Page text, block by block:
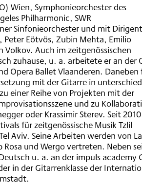
Wien, Symphonieorchester des
Philharmonic, SWR
Sinfonieorchester und mit
Peter Eötvös, Zubin Mehta, Emilio
Volkov. Auch im zeitgenössischen
zuhause, u. a. arbeitete er an der
Opera Ballet Vlaanderen.
mit der Gitarre in
einer Reihe von Projekten mit der
und zu
oder Krassimir Sterev. Seit
für zeitgenössische Musik Tzlil
Aviv. Seine Arbeiten werden von
und Wergo vertreten. Neben
u. a. an der impuls academy
in der Gitarrenklasse der